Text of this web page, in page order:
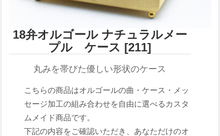
18弁オルゴール ナチュラルメー
プル ケース [211]
丸みを帯びた優しい形状のケース
こちらの商品はオルゴールの曲・ケース・メッ
セージ加工の組み合わせを自由に選べるカスタ
ムメイド商品です。
下記の内容をご確認いただき、あなただけのオ